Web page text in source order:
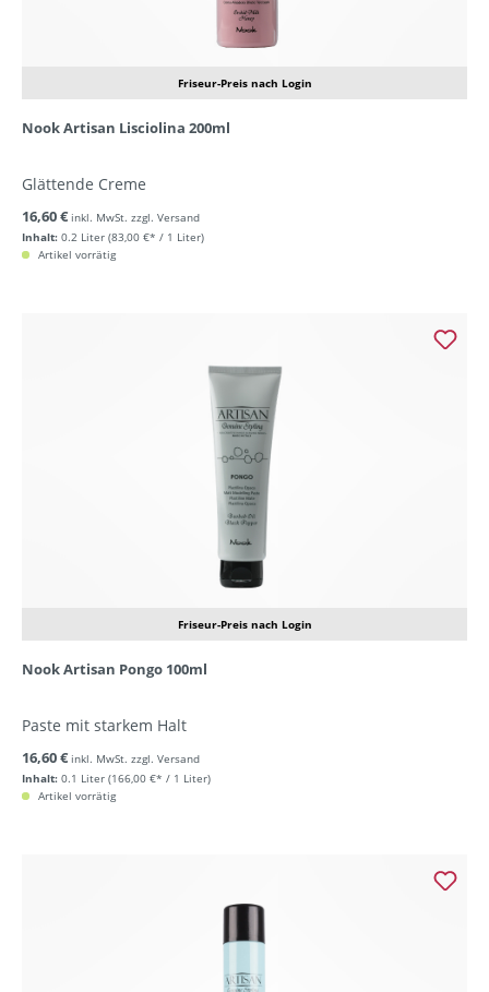
Friseur-Preis nach Login
Nook Artisan Lisciolina 200ml
Glättende Creme
Inhalt: 0.2 Liter (83,00 €* / 1 Liter)
16,60 € inkl. MwSt. zzgl. Versand
Artikel vorrätig
Friseur-Preis nach Login
Nook Artisan Pongo 100ml
Paste mit starkem Halt
Inhalt: 0.1 Liter (166,00 €* / 1 Liter)
16,60 € inkl. MwSt. zzgl. Versand
Artikel vorrätig